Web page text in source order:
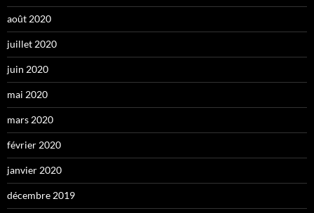
août 2020
juillet 2020
juin 2020
mai 2020
mars 2020
février 2020
janvier 2020
décembre 2019